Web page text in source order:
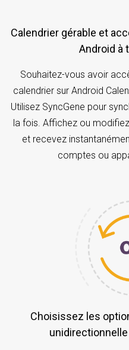
Calendrier gérable et accessible sur votre calendrier
Android à
Souhaitez-vous avoir
calendrier sur Android
Utilisez SyncGene pour
la fois. Affichez ou
et recevez
comptes ou
Choisissez les options de synchronisation :